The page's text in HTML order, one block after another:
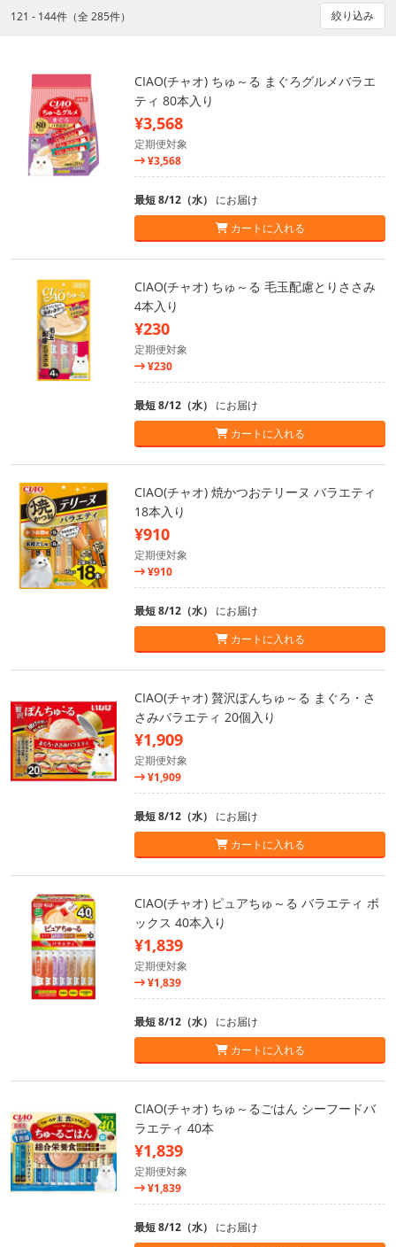
121 - 144件（全 285件） 絞り込み
CIAO(チャオ) ちゅ～る まぐろグルメバラエ
ティ 80本入り
¥3,568
定期便対象
¥3,568
最短 8/12（水） にお届け
カートに入れる
CIAO(チャオ) ちゅ～る 毛玉配慮とりささみ
4本入り
¥230
定期便対象
¥230
最短 8/12（水） にお届け
カートに入れる
CIAO(チャオ) 焼かつおテリーヌ バラエティ
18本入り
¥910
定期便対象
¥910
最短 8/12（水） にお届け
カートに入れる
CIAO(チャオ) 贅沢ぽんちゅ～る まぐろ・さ
さみバラエティ 20個入り
¥1,909
定期便対象
¥1,909
最短 8/12（水） にお届け
カートに入れる
CIAO(チャオ) ピュアちゅ～る バラエティ ボ
ックス 40本入り
¥1,839
定期便対象
¥1,839
最短 8/12（水） にお届け
カートに入れる
CIAO(チャオ) ちゅ～るごはん シーフードバ
ラエティ 40本
¥1,839
定期便対象
¥1,839
最短 8/12（水） にお届け